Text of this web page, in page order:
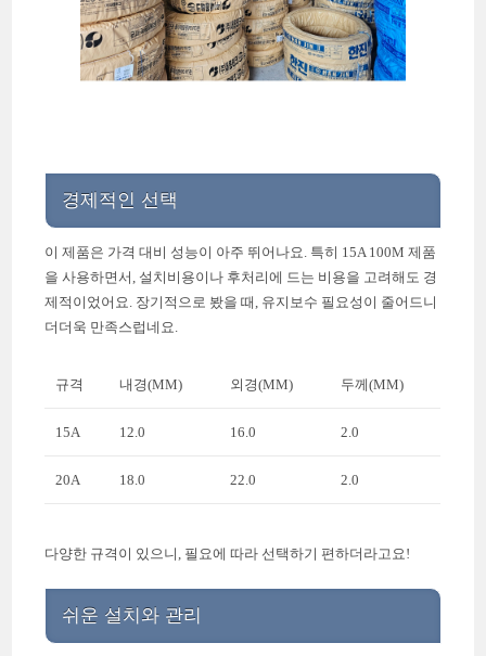
경제적인 선택
이 제품은 가격 대비 성능이 아주 뛰어나요. 특히 15A 100M 제품
을 사용하면서, 설치비용이나 후처리에 드는 비용을 고려해도 경
제적이었어요. 장기적으로 봤을 때, 유지보수 필요성이 줄어드니
더더욱 만족스럽네요.
규격 내경(MM) 외경(MM) 두께(MM)
15A 12.0 16.0 2.0
20A 18.0 22.0 2.0
다양한 규격이 있으니, 필요에 따라 선택하기 편하더라고요!
쉬운 설치와 관리